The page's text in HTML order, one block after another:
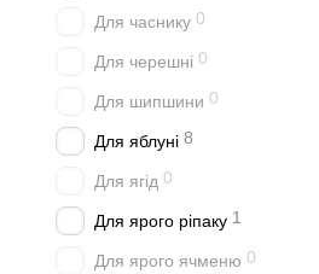
Для часнику 0
Для черешні 0
Для шипшини 0
Для яблуні 8
Для ягід 0
Для ярого ріпаку 1
Для ярого ячменю 0